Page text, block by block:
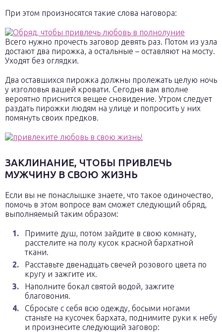
При этом произносятся такие слова наговора:
Всего нужно прочесть заговор девять раз. Потом из узла
достают два пирожка, а остальные – оставляют на мосту.
Уходят без оглядки.
Два оставшихся пирожка должны пролежать целую ночь
у изголовья вашей кровати. Сегодня вам вполне
вероятно приснится вещее сновидение. Утром следует
раздать пирожки людям на улице и попросить у них
помянуть своих предков.
ЗАКЛИНАНИЕ, ЧТОБЫ ПРИВЛЕЧЬ
МУЖЧИНУ В СВОЮ ЖИЗНЬ
Если вы не понаслышке знаете, что такое одиночество,
помочь в этом вопросе вам сможет следующий обряд,
выполняемый таким образом:
Примите душ, потом зайдите в свою комнату,
расстелите на полу кусок красной бархатной
ткани.
Расставьте двенадцать свечей розового цвета по
кругу и зажгите их.
Наполните бокал святой водой, зажгите
благовония.
Сбросьте с себя всю одежду, босыми ногами
станьте на кусочек бархата, поднимите руки к небу
и произнесите следующий заговор: